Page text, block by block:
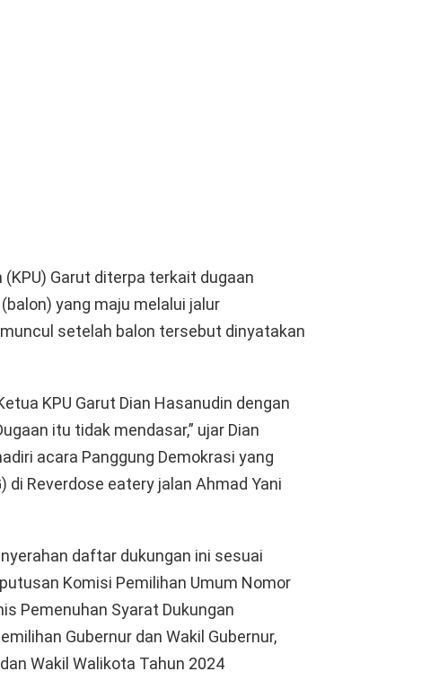
Garut diterpa terkait dugaan
yang maju melalui jalur
setelah balon tersebut dinyatakan
KPU Garut Dian Hasanudin dengan
itu tidak mendasar,” ujar Dian
acara Panggung Demokrasi yang
di Reverdose eatery jalan Ahmad Yani
daftar dukungan ini sesuai
Komisi Pemilihan Umum Nomor
Pemenuhan Syarat Dukungan
Gubernur dan Wakil Gubernur,
Wakil Walikota Tahun 2024